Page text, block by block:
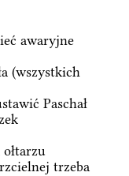
awaryjne
(wszystkich
Paschał
trzeba